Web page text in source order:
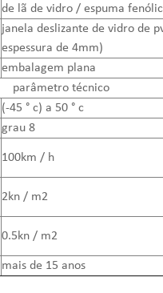
de lã de vidro / espuma
janela deslizante de vidro de
espessura de 4mm)
embalagem plana
parâmetro técnico
(-45 ° c) a 50 ° c
grau 8
100km / h
2kn / m2
0.5kn / m2
mais de 15 anos